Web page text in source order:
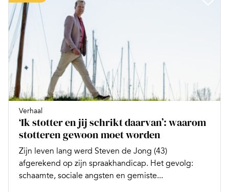
Verhaal
‘Ik stotter en jij schrikt daarvan’: waarom
stotteren gewoon moet worden
Zijn leven lang werd Steven de Jong (43)
afgerekend op zijn spraakhandicap. Het gevolg:
schaamte, sociale angsten en gemiste...